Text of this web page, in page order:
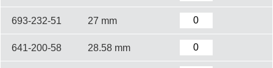
693-232-51 27 mm
641-200-58 28.58 mm